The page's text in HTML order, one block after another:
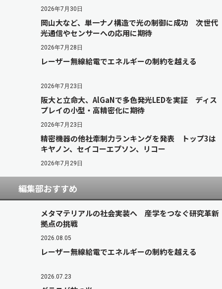
2026年7月30日
岡山大など、単一ナノ構造で光の制御に成功 次世代
光通信やセンサーへの応用に期待
2026年7月28日
レーザー無線給電でエネルギーの制約を越える
2026年7月23日
阪大と立命大、AlGaNで多色発光LEDを実証 ディス
プレイの小型・高精密化に期待
2026年7月23日
精密機器の他社牽制力ランキングを発表 トップ3は
キヤノン、セイコーエプソン、リコー
2026年7月29日
編集部おすすめ
メタマテリアルの社会実装へ 産学をつなぐ研究革新
拠点の挑戦
2026.08.05
レーザー無線給電でエネルギーの制約を越える
2026.07.23